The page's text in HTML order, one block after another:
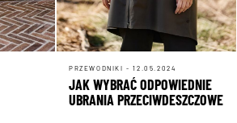
PRZEWODNIKI - 12.05.2024
JAK WYBRAĆ ODPOWIEDNIE
UBRANIA PRZECIWDESZCZOWE